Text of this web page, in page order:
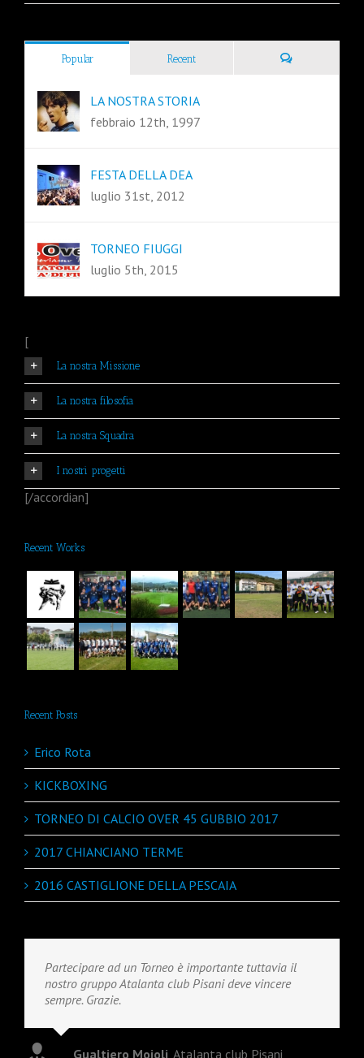
Popular Recent
LA NOSTRA STORIA
febbraio 12th, 1997
FESTA DELLA DEA
luglio 31st, 2012
TORNEO FIUGGI
luglio 5th, 2015
[
La nostra Missione
La nostra filosofia
La nostra Squadra
I nostri progetti
[/accordian]
Recent Works
Recent Posts
Erico Rota
KICKBOXING
TORNEO DI CALCIO OVER 45 GUBBIO 2017
2017 CHIANCIANO TERME
2016 CASTIGLIONE DELLA PESCAIA
Partecipare ad un Torneo è importante tuttavia il
nostro gruppo Atalanta club Pisani deve vincere
sempre. Grazie.
Gualtiero Moioli,Atalanta club Pisani